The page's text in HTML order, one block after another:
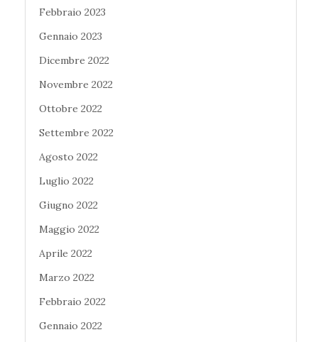
Febbraio 2023
Gennaio 2023
Dicembre 2022
Novembre 2022
Ottobre 2022
Settembre 2022
Agosto 2022
Luglio 2022
Giugno 2022
Maggio 2022
Aprile 2022
Marzo 2022
Febbraio 2022
Gennaio 2022